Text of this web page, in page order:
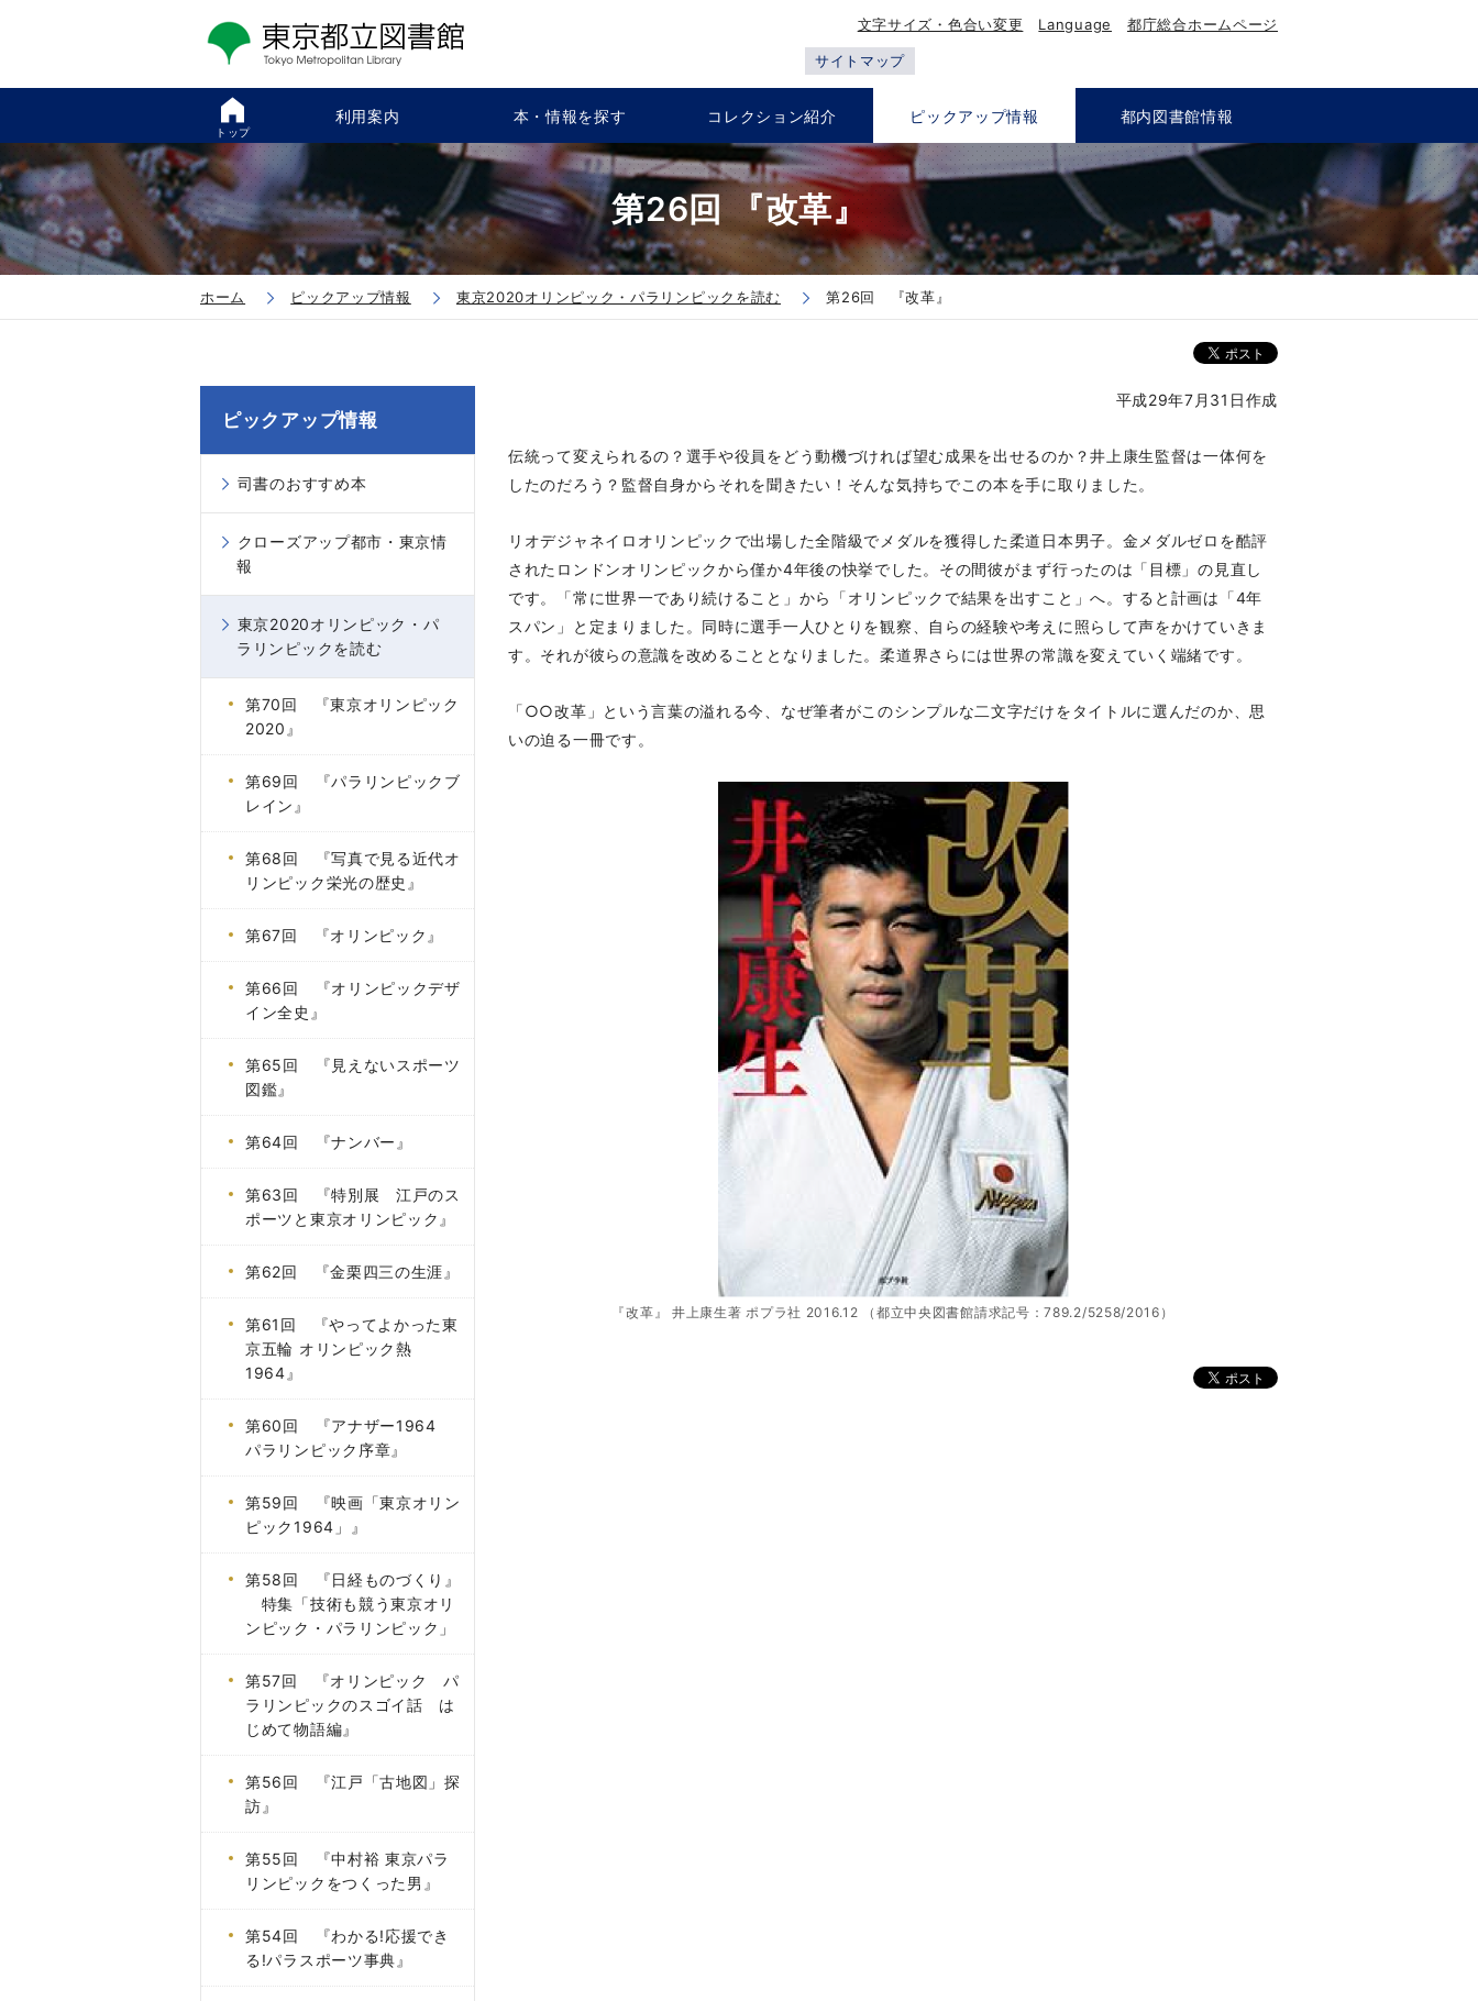
文字サイズ・色合い変更 Language 都庁総合ホームページ
サイトマップ
トップ
利用案内 本・情報を探す コレクション紹介 ピックアップ情報 都内図書館情報
第26回 『改革』
ホーム ピックアップ情報 東京2020オリンピック・パラリンピックを読む 第26回 『改革』
平成29年7月31日作成
伝統って変えられるの？選手や役員をどう動機づければ望む成果を出せるのか？井上康生監督は一体何を
したのだろう？監督自身からそれを聞きたい！そんな気持ちでこの本を手に取りました。
リオデジャネイロオリンピックで出場した全階級でメダルを獲得した柔道日本男子。金メダルゼロを酷評
されたロンドンオリンピックから僅か4年後の快挙でした。その間彼がまず行ったのは「目標」の見直し
です。「常に世界一であり続けること」から「オリンピックで結果を出すこと」へ。すると計画は「4年
スパン」と定まりました。同時に選手一人ひとりを観察、自らの経験や考えに照らして声をかけていきま
す。それが彼らの意識を改めることとなりました。柔道界さらには世界の常識を変えていく端緒です。
「○○改革」という言葉の溢れる今、なぜ筆者がこのシンプルな二文字だけをタイトルに選んだのか、思
いの迫る一冊です。
『改革』 井上康生著 ポプラ社 2016.12 （都立中央図書館請求記号：789.2/5258/2016）
ピックアップ情報
司書のおすすめ本
クローズアップ都市・東京情
報
東京2020オリンピック・パ
ラリンピックを読む
第70回 『東京オリンピック
2020』
第69回 『パラリンピックブ
レイン』
第68回 『写真で見る近代オ
リンピック栄光の歴史』
第67回 『オリンピック』
第66回 『オリンピックデザ
イン全史』
第65回 『見えないスポーツ
図鑑』
第64回 『ナンバー』
第63回 『特別展 江戸のス
ポーツと東京オリンピック』
第62回 『金栗四三の生涯』
第61回 『やってよかった東
京五輪 オリンピック熱
1964』
第60回 『アナザー1964
パラリンピック序章』
第59回 『映画「東京オリン
ピック1964」』
第58回 『日経ものづくり』
特集「技術も競う東京オリ
ンピック・パラリンピック」
第57回 『オリンピック パ
ラリンピックのスゴイ話 は
じめて物語編』
第56回 『江戸「古地図」探
訪』
第55回 『中村裕 東京パラ
リンピックをつくった男』
第54回 『わかる!応援でき
る!パラスポーツ事典』